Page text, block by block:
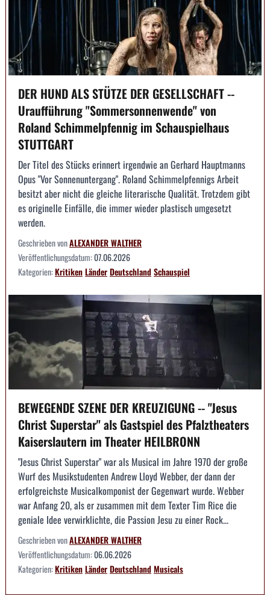
DER HUND ALS STÜTZE DER GESELLSCHAFT --
Uraufführung "Sommersonnenwende" von
Roland Schimmelpfennig im Schauspielhaus
STUTTGART
Der Titel des Stücks erinnert irgendwie an Gerhard Hauptmanns
Opus "Vor Sonnenuntergang". Roland Schimmelpfennigs Arbeit
besitzt aber nicht die gleiche literarische Qualität. Trotzdem gibt
es originelle Einfälle, die immer wieder plastisch umgesetzt
werden.
Geschrieben vonALEXANDER WALTHER
Veröffentlichungsdatum:07.06.2026
Kategorien:KritikenLänderDeutschlandSchauspiel
BEWEGENDE SZENE DER KREUZIGUNG -- "Jesus
Christ Superstar" als Gastspiel des Pfalztheaters
Kaiserslautern im Theater HEILBRONN
"Jesus Christ Superstar" war als Musical im Jahre 1970 der große
Wurf des Musikstudenten Andrew Lloyd Webber, der dann der
erfolgreichste Musicalkomponist der Gegenwart wurde. Webber
war Anfang 20, als er zusammen mit dem Texter Tim Rice die
geniale Idee verwirklichte, die Passion Jesu zu einer Rock...
Geschrieben vonALEXANDER WALTHER
Veröffentlichungsdatum:06.06.2026
Kategorien:KritikenLänderDeutschlandMusicals